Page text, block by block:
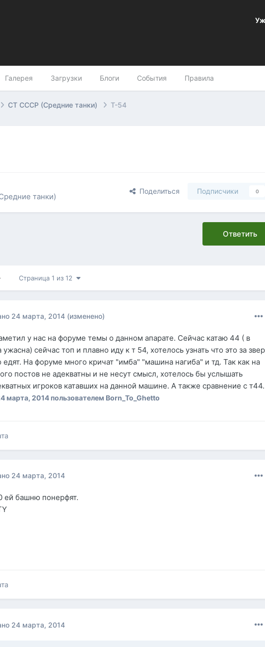
Галерея Загрузки Блоги События Правила
СТ СССР (Средние танки) Т-54
танки)
Поделиться Подписчики 0
Ответить
Страница 1 из 12
24 марта, 2014 (изменено)
у нас на форуме темы о данном апарате. Сейчас катаю 44 ( в
сейчас топ и плавно иду к т 54, хотелось узнать что это за
едят. На форуме много кричат "имба" "машина нагиба" и тд. Так как на
постов не адекватны и не несут смысл, хотелось бы услышать
игроков катавших на данной машине. А также сравнение с т44.
марта, 2014 пользователем Born_To_Ghetto
24 марта, 2014
ей башню понерфят.
24 марта, 2014